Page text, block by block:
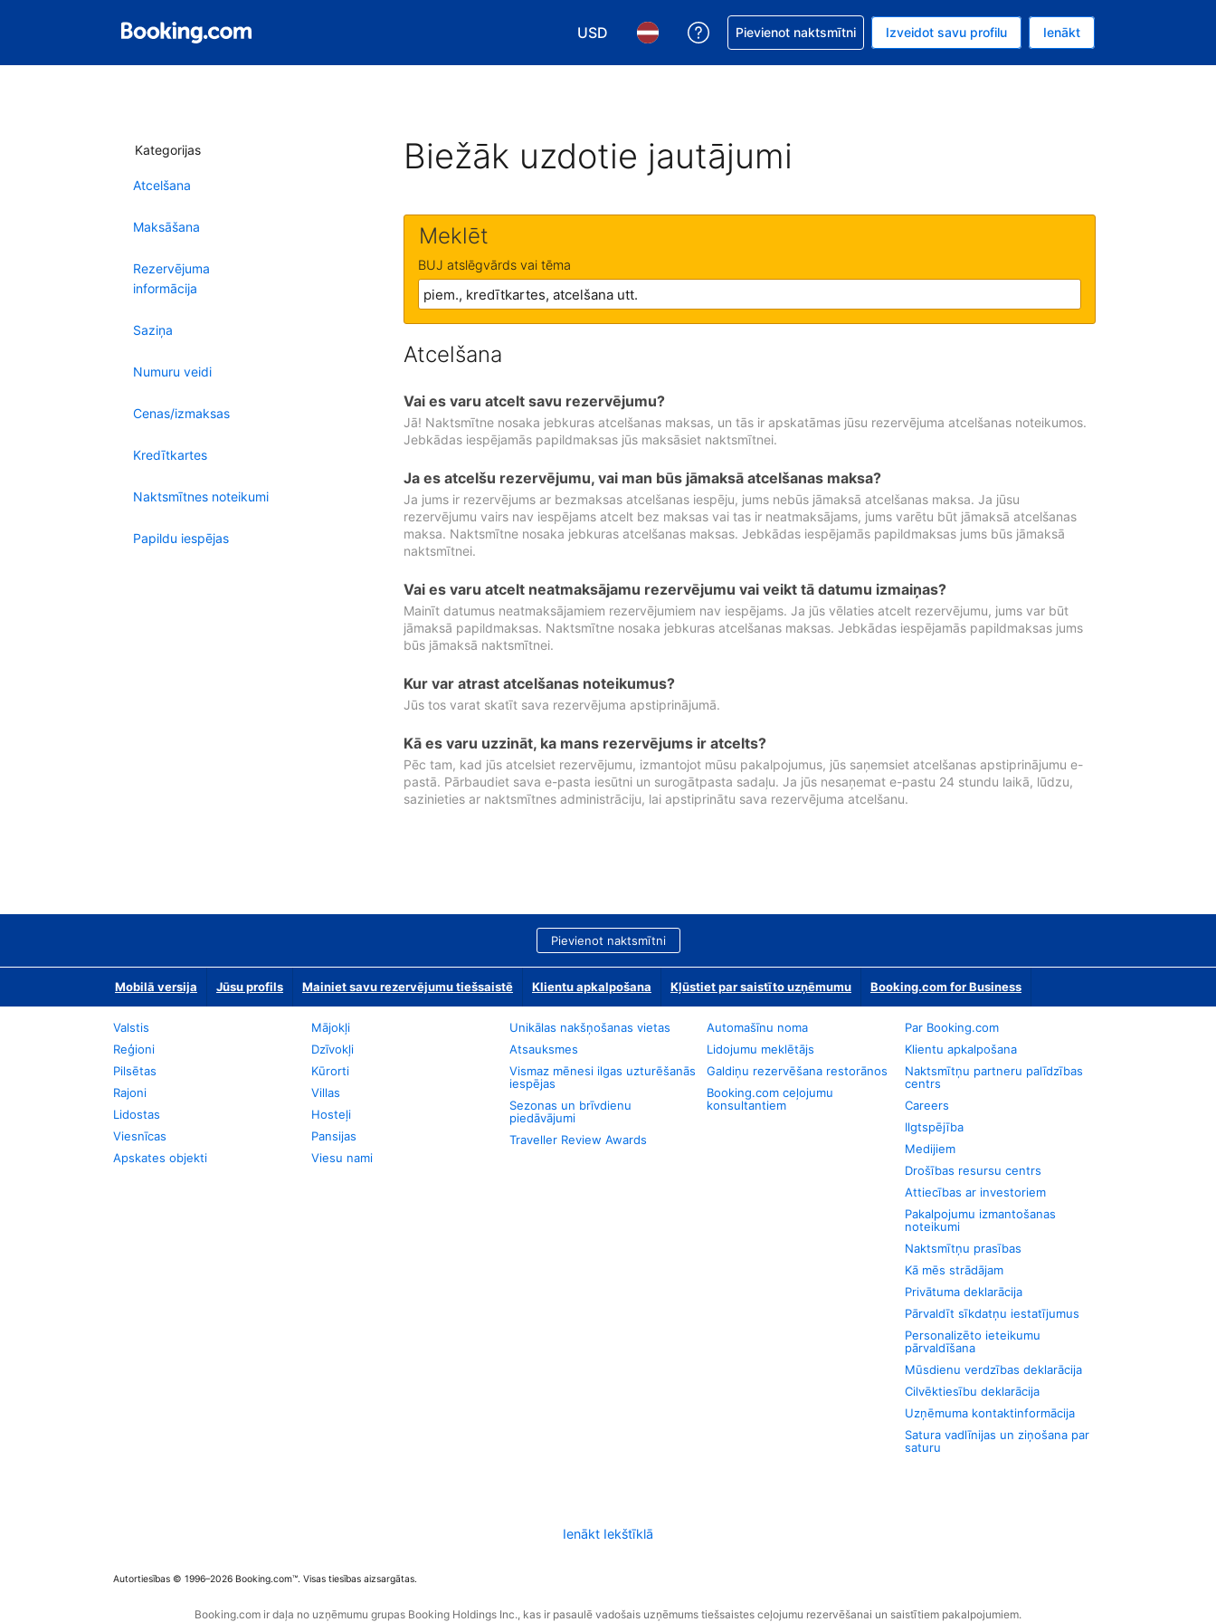
USD
Izvēlēties valūtu. Jūsu pašreizējā valūta ir ASV dolārs.
Izvēlēties valodu. Jūsu pašreizējā valoda ir Latviski.
Saņemiet palīdzību saistībā ar savu rezervējumu.
Pievienot naktsmītni Izveidot savu profilu Ienākt
Kategorijas
Atcelšana
Maksāšana
Rezervējuma
informācija
Saziņa
Numuru veidi
Cenas/izmaksas
Kredītkartes
Naktsmītnes noteikumi
Papildu iespējas
Biežāk uzdotie jautājumi
Meklēt
BUJ atslēgvārds vai tēma
Atcelšana
Vai es varu atcelt savu rezervējumu?
Jā! Naktsmītne nosaka jebkuras atcelšanas maksas, un tās ir apskatāmas jūsu rezervējuma atcelšanas noteikumos.
Jebkādas iespējamās papildmaksas jūs maksāsiet naktsmītnei.
Ja es atcelšu rezervējumu, vai man būs jāmaksā atcelšanas maksa?
Ja jums ir rezervējums ar bezmaksas atcelšanas iespēju, jums nebūs jāmaksā atcelšanas maksa. Ja jūsu
rezervējumu vairs nav iespējams atcelt bez maksas vai tas ir neatmaksājams, jums varētu būt jāmaksā atcelšanas
maksa. Naktsmītne nosaka jebkuras atcelšanas maksas. Jebkādas iespējamās papildmaksas jums būs jāmaksā
naktsmītnei.
Vai es varu atcelt neatmaksājamu rezervējumu vai veikt tā datumu izmaiņas?
Mainīt datumus neatmaksājamiem rezervējumiem nav iespējams. Ja jūs vēlaties atcelt rezervējumu, jums var būt
jāmaksā papildmaksas. Naktsmītne nosaka jebkuras atcelšanas maksas. Jebkādas iespējamās papildmaksas jums
būs jāmaksā naktsmītnei.
Kur var atrast atcelšanas noteikumus?
Jūs tos varat skatīt sava rezervējuma apstiprinājumā.
Kā es varu uzzināt, ka mans rezervējums ir atcelts?
Pēc tam, kad jūs atcelsiet rezervējumu, izmantojot mūsu pakalpojumus, jūs saņemsiet atcelšanas apstiprinājumu e-
pastā. Pārbaudiet sava e-pasta iesūtni un surogātpasta sadaļu. Ja jūs nesaņemat e-pastu 24 stundu laikā, lūdzu,
sazinieties ar naktsmītnes administrāciju, lai apstiprinātu sava rezervējuma atcelšanu.
Pievienot naktsmītni
Mobilā versija Jūsu profils Mainiet savu rezervējumu tiešsaistē Klientu apkalpošana Kļūstiet par saistīto uzņēmumu Booking.com for Business
Valstis
Reģioni
Pilsētas
Rajoni
Lidostas
Viesnīcas
Apskates objekti
Mājokļi
Dzīvokļi
Kūrorti
Villas
Hosteļi
Pansijas
Viesu nami
Unikālas nakšņošanas vietas
Atsauksmes
Vismaz mēnesi ilgas uzturēšanās
iespējas
Sezonas un brīvdienu
piedāvājumi
Traveller Review Awards
Automašīnu noma
Lidojumu meklētājs
Galdiņu rezervēšana restorānos
Booking.com ceļojumu
konsultantiem
Par Booking.com
Klientu apkalpošana
Naktsmītņu partneru palīdzības
centrs
Careers
Ilgtspējība
Medijiem
Drošības resursu centrs
Attiecības ar investoriem
Pakalpojumu izmantošanas
noteikumi
Naktsmītņu prasības
Kā mēs strādājam
Privātuma deklarācija
Pārvaldīt sīkdatņu iestatījumus
Personalizēto ieteikumu
pārvaldīšana
Mūsdienu verdzības deklarācija
Cilvēktiesību deklarācija
Uzņēmuma kontaktinformācija
Satura vadlīnijas un ziņošana par
saturu
Ienākt Iekštīklā
Autortiesības © 1996–2026 Booking.com™. Visas tiesības aizsargātas.
Booking.com ir daļa no uzņēmumu grupas Booking Holdings Inc., kas ir pasaulē vadošais uzņēmums tiešsaistes ceļojumu rezervēšanai un saistītiem pakalpojumiem.